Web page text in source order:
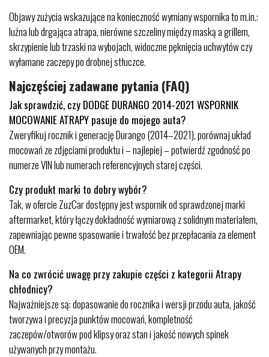
Objawy zużycia wskazujące na konieczność wymiany wspornika to m.in.:
luźna lub drgająca atrapa, nierówne szczeliny między maską a grillem,
skrzypienie lub trzaski na wybojach, widoczne pęknięcia uchwytów czy
wyłamane zaczepy po drobnej stłuczce.
Najczęściej zadawane pytania (FAQ)
Jak sprawdzić, czy DODGE DURANGO 2014-2021 WSPORNIK
MOCOWANIE ATRAPY pasuje do mojego auta?
Zweryfikuj rocznik i generację Durango (2014–2021), porównaj układ
mocowań ze zdjęciami produktu i – najlepiej – potwierdź zgodność po
numerze VIN lub numerach referencyjnych starej części.
Czy produkt marki to dobry wybór?
Tak, w ofercie ZuzCar dostępny jest wspornik od sprawdzonej marki
aftermarket, który łączy dokładność wymiarową z solidnym materiałem,
zapewniając pewne spasowanie i trwałość bez przepłacania za element
OEM.
Na co zwrócić uwagę przy zakupie części z kategorii Atrapy
chłodnicy?
Najważniejsze są: dopasowanie do rocznika i wersji przodu auta, jakość
tworzywa i precyzja punktów mocowań, kompletność
zaczepów/otworów pod klipsy oraz stan i jakość nowych spinek
używanych przy montażu.